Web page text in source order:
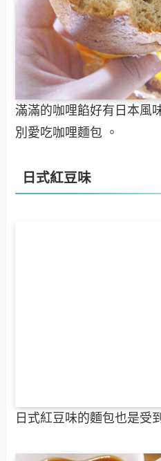
滿滿的咖哩餡好有日本風
別愛吃咖哩麵包 。
日式紅豆味
日式紅豆味的麵包也是受